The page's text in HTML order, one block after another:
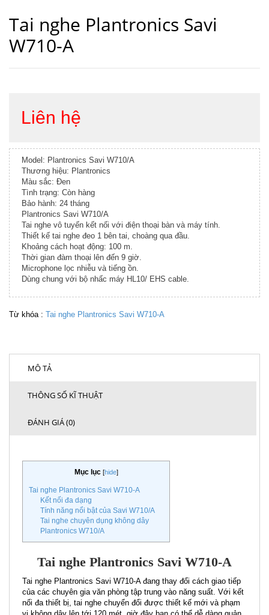
Tai nghe Plantronics Savi
W710-A
Liên hệ
Model: Plantronics Savi W710/A
Thương hiệu: Plantronics
Màu sắc: Đen
Tình trạng: Còn hàng
Bảo hành: 24 tháng
Plantronics Savi W710/A
Tai nghe vô tuyến kết nối với điện thoại bàn và máy tính.
Thiết kế tai nghe đeo 1 bên tai, choàng qua đầu.
Khoảng cách hoạt động: 100 m.
Thời gian đàm thoại lên đến 9 giờ.
Microphone lọc nhiễu và tiếng ồn.
Dùng chung với bộ nhấc máy HL10/ EHS cable.
Từ khóa : Tai nghe Plantronics Savi W710-A
MÔ TẢ
THÔNG SỐ KĨ THUẬT
ĐÁNH GIÁ (0)
Mục lục [hide]
Tai nghe Plantronics Savi W710-A
Kết nối đa dạng
Tính năng nổi bật của Savi W710/A
Tai nghe chuyên dụng không dây
Plantronics W710/A
Tai nghe Plantronics Savi W710-A
Tai nghe Plantronics Savi W710-A đang thay đổi cách giao tiếp
của các chuyên gia văn phòng tập trung vào năng suất. Với kết
nối đa thiết bị, tai nghe chuyển đổi được thiết kế mới và phạm